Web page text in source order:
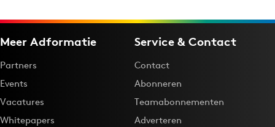
Meer Adformatie
Partners
Events
Vacatures
Whitepapers
Service & Contact
Contact
Abonneren
Teamabonnementen
Adverteren